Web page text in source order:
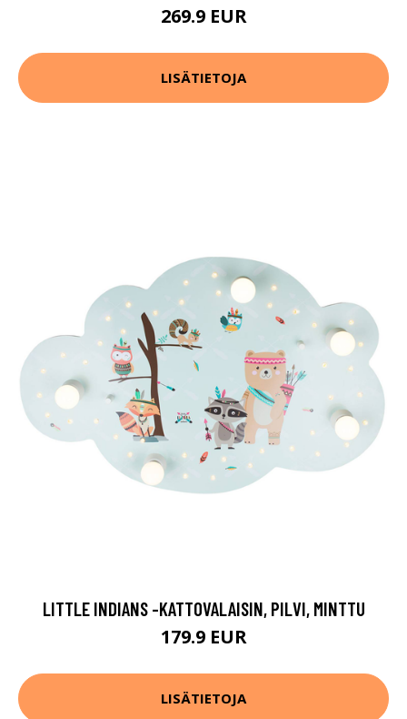
269.9 EUR
LISÄTIETOJA
LITTLE INDIANS -KATTOVALAISIN, PILVI, MINTTU
179.9 EUR
LISÄTIETOJA